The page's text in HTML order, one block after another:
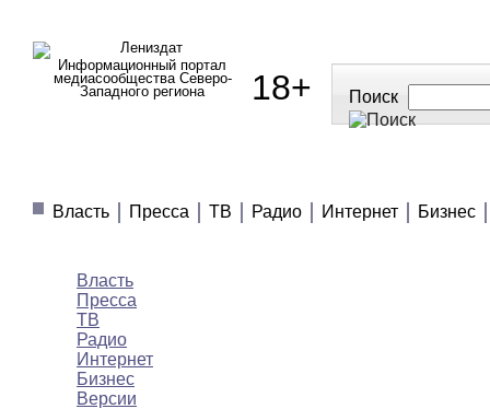
Информационный портал
медиасообщества Северо-
Западного региона
18+ Поиск
Власть
Пресса ТВ Радио Интернет Бизнес
Власть
Пресса
ТВ
Радио
Интернет
Бизнес
Версии